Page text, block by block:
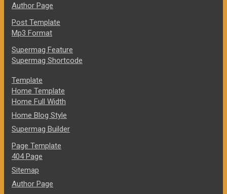
Author Page
Post Template
Mp3 Format
Supermag Feature
Supermag Shortcode
Template
Home Template
Home Full Width
Home Blog Style
Supermag Builder
Page Template
404 Page
Sitemap
Author Page